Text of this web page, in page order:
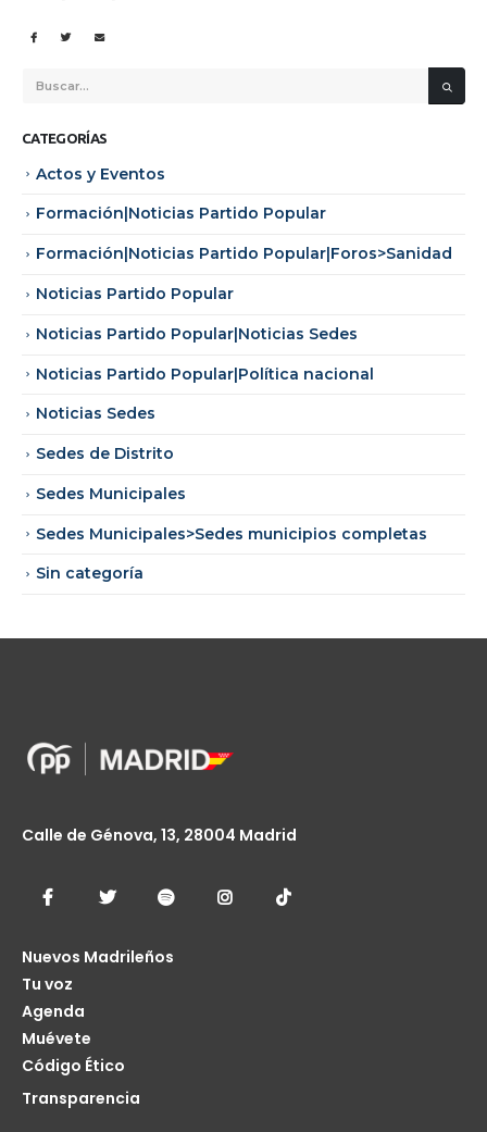
CATEGORÍAS
Actos y Eventos
Formación|Noticias Partido Popular
Formación|Noticias Partido Popular|Foros>Sanidad
Noticias Partido Popular
Noticias Partido Popular|Noticias Sedes
Noticias Partido Popular|Política nacional
Noticias Sedes
Sedes de Distrito
Sedes Municipales
Sedes Municipales>Sedes municipios completas
Sin categoría
Calle de Génova, 13, 28004 Madrid
Nuevos Madrileños
Tu voz
Agenda
Muévete
Código Ético
Transparencia